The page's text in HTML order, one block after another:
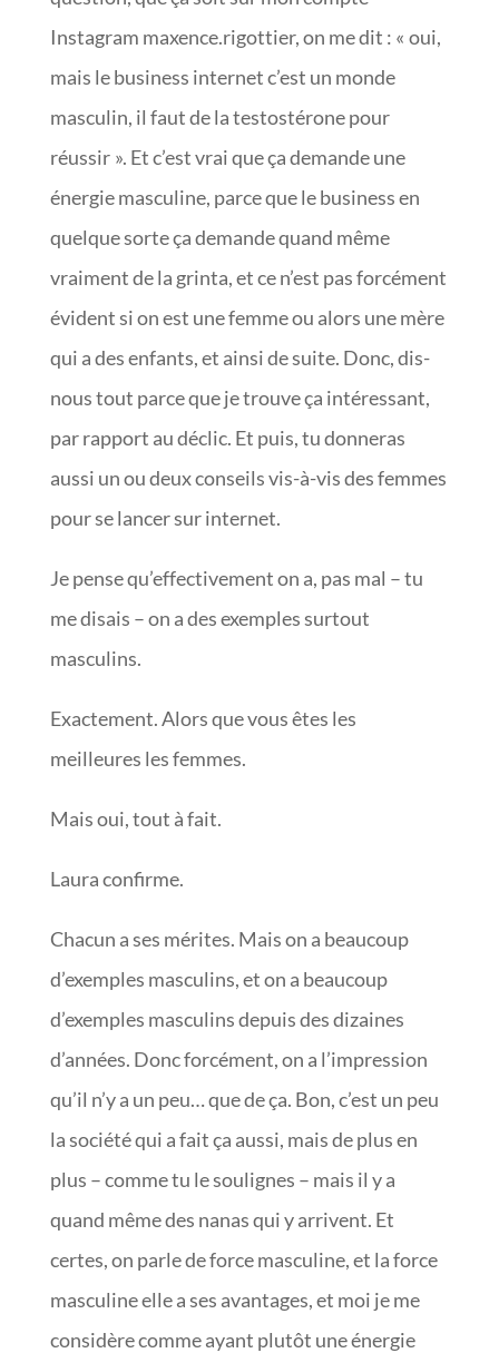
Instagram maxence.rigottier, on me dit : « oui,
mais le business internet c’est un monde
masculin, il faut de la testostérone pour
réussir ». Et c’est vrai que ça demande une
énergie masculine, parce que le business en
quelque sorte ça demande quand même
vraiment de la grinta, et ce n’est pas forcément
évident si on est une femme ou alors une mère
qui a des enfants, et ainsi de suite. Donc, dis-
nous tout parce que je trouve ça intéressant,
par rapport au déclic. Et puis, tu donneras
aussi un ou deux conseils vis-à-vis des femmes
pour se lancer sur internet.
Je pense qu’effectivement on a, pas mal – tu
me disais – on a des exemples surtout
masculins.
Exactement. Alors que vous êtes les
meilleures les femmes.
Mais oui, tout à fait.
Laura confirme.
Chacun a ses mérites. Mais on a beaucoup
d’exemples masculins, et on a beaucoup
d’exemples masculins depuis des dizaines
d’années. Donc forcément, on a l’impression
qu’il n’y a un peu… que de ça. Bon, c’est un peu
la société qui a fait ça aussi, mais de plus en
plus – comme tu le soulignes – mais il y a
quand même des nanas qui y arrivent. Et
certes, on parle de force masculine, et la force
masculine elle a ses avantages, et moi je me
considère comme ayant plutôt une énergie